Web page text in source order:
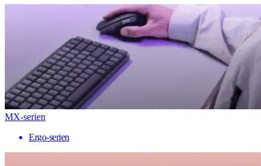
MX-serien
Ergo-serien